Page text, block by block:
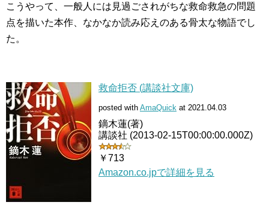
こうやって、一般人には見過ごされがちな救命救急の問題
点を描いた本作、なかなか読み応えのある骨太な物語でし
た。
救命拒否 (講談社文庫)
posted with AmaQuick at 2021.04.03
鏑木蓮(著)
講談社 (2013-02-15T00:00:00.000Z)
￥713
Amazon.co.jpで詳細を見る